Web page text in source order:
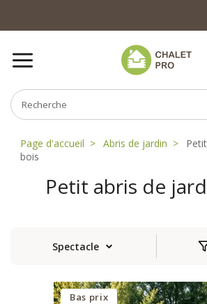
Page d'accueil Abris de jardin
bois
Petit abris de
Spectacle
Bas prix